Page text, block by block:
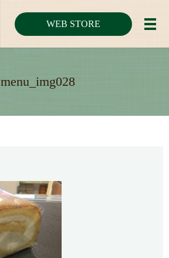
WEB STORE メ
menu_img028